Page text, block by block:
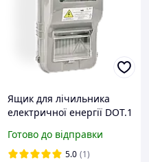
Ящик для лічильника
електричної енергії DOT.1
приладу обліку від
механічних пошкоджень
Готово до відправки
5.0 (1)